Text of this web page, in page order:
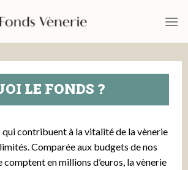
LE FONDS ?
qui contribuent à la vitalité de la vènerie
Comparée aux budgets de nos
comptent en millions d’euros, la vènerie